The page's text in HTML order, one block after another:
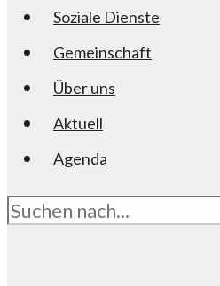
Soziale Dienste
Gemeinschaft
Über uns
Aktuell
Agenda
Suchen